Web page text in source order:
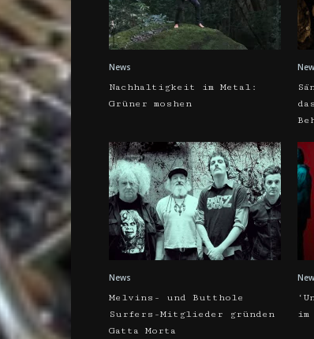
News
Nachhaltigkeit im Metal:
Grüner moshen
News
Melvins- und Butthole
Surfers-Mitglieder gründen
Gatta Morta